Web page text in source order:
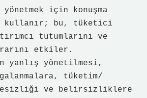
için konuşma
bu, tüketici
tutumlarını ve
etkiler.
yanlış yönetilmesi,
tüketim/
ve belirsizliklere